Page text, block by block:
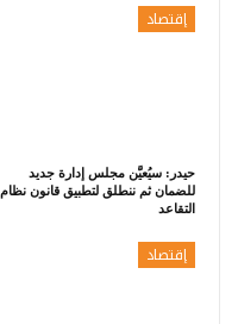
إقتصاد
حيدر: سيُعيَّن مجلس إدارة جديد
للضمان ثم ننطلق لتطبيق قانون نظام
التقاعد
إقتصاد